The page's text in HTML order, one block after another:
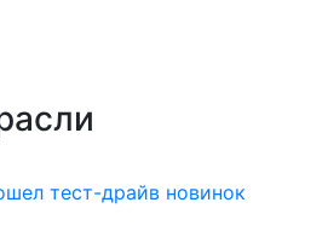
тест-драйв новинок